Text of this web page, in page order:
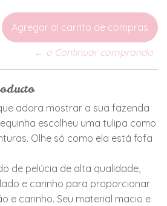
← o Continuar comprando
adora mostrar a sua fazenda
escolheu uma tulipa como
Olhe só como ela está fofa
de pelúcia de alta qualidade,
e carinho para proporcionar
e carinho. Seu material macio e